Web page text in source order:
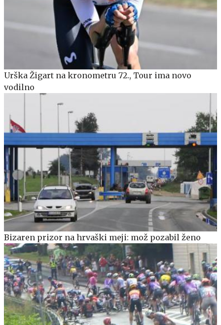
Urška Žigart na kronometru 72., Tour ima novo
vodilno
Bizaren prizor na hrvaški meji: mož pozabil ženo